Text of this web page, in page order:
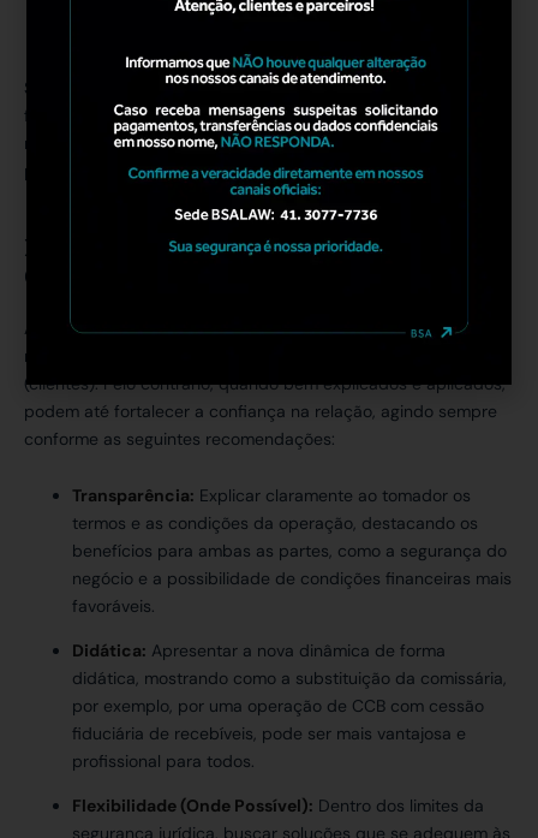
Salientando a importância de além escolha e a correta,
formalizar e promover os devidos registros das garantias nas
repartições competentes, proporcionando maior eficácia da
proteção dos credores.
XI.
Implementando a CCB e a Nota
Comercial nas Estruturas de Crédito
A adoção de instrumentos como a CCB e a Nota Comercial
não precisa comprometer a relação com os tomadores
(clientes). Pelo contrário, quando bem explicados e aplicados,
podem até fortalecer a confiança na relação, agindo sempre
conforme as seguintes recomendações:
Transparência: Explicar claramente ao tomador os
termos e as condições da operação, destacando os
benefícios para ambas as partes, como a segurança do
negócio e a possibilidade de condições financeiras mais
favoráveis.
Didática: Apresentar a nova dinâmica de forma
didática, mostrando como a substituição da comissária,
por exemplo, por uma operação de CCB com cessão
fiduciária de recebíveis, pode ser mais vantajosa e
profissional para todos.
Flexibilidade (Onde Possível): Dentro dos limites da
segurança jurídica, buscar soluções que se adequem às